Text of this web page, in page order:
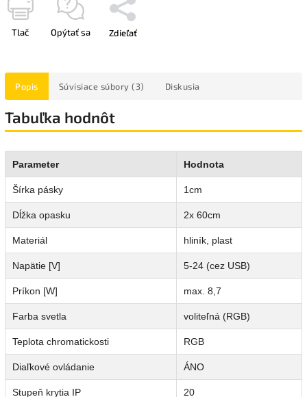
Tlač Opýtať sa Zdieľať
Popis Súvisiace súbory (3) Diskusia
Tabuľka hodnôt
Parameter Hodnota
Šírka pásky 1cm
Dĺžka opasku 2x 60cm
Materiál hliník, plast
Napätie [V] 5-24 (cez USB)
Príkon [W] max. 8,7
Farba svetla voliteľná (RGB)
Teplota chromatickosti RGB
Diaľkové ovládanie ÁNO
Stupeň krytia IP 20